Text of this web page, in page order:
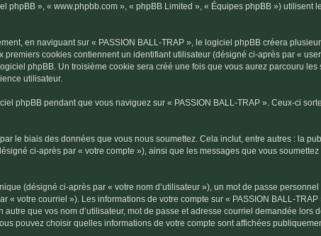
phpBB », « www.phpbb.com », « phpBB Limited », « Équipes phpBB ») utilisent
en naviguant sur « PASSION BALL-TRAP », le logiciel phpBB créera
cookies contiennent un identifiant utilisateur (désigné ci-après par «
phpBB. Un troisième cookie sera créé une fois que vous aurez parcouru
utilisateur.
phpBB pendant que vous naviguez sur « PASSION BALL-TRAP ». Ceux-ci
le biais des données que vous nous soumettez. Cela inclut, entre autres : la
ci-après par « votre compte »), ainsi que les messages que vous
(désigné ci-après par « votre nom d’utilisateur »), un mot de passe
« votre courriel »). Les informations de votre compte sur « PASSION BALL-
que vos nom d’utilisateur, mot de passe et adresse courriel demandée lors
pouvez choisir quelles informations de votre compte sont affichées